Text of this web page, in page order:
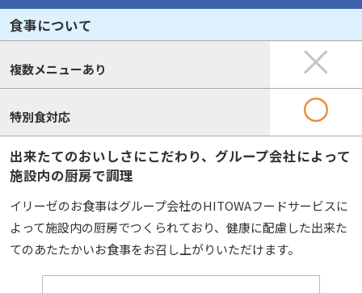
食事について
複数メニューあり
特別食対応
出来たてのおいしさにこだわり、グループ会社によって
施設内の厨房で調理
イリーゼのお食事はグループ会社のHITOWAフードサービスに
よって施設内の厨房でつくられており、健康に配慮した出来た
てのあたたかいお食事をお召し上がりいただけます。